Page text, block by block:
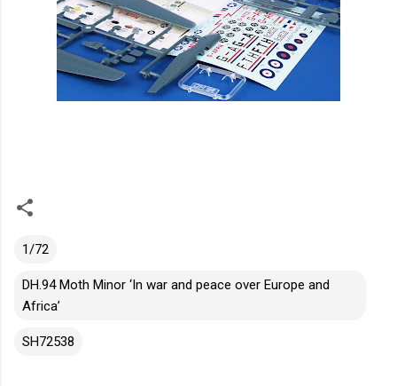
1/72
DH.94 Moth Minor ‘In war and peace over Europe and
Africa’
SH72538